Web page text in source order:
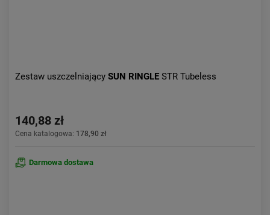
Zestaw uszczelniający SUN RINGLE STR Tubeless
140,88 zł
Cena katalogowa: 178,90 zł
Darmowa dostawa